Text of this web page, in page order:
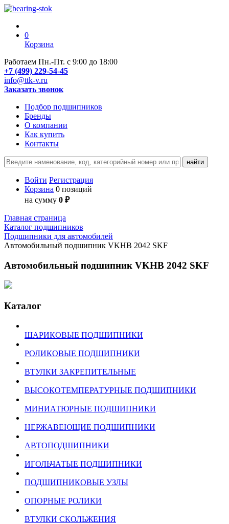
0
Корзина
Работаем Пн.-Пт. с 9:00 до 18:00
+7 (499) 229-54-45
info@ttk-v.ru
Заказать звонок
Подбор подшипников
Бренды
О компании
Как купить
Контакты
Войти Регистрация
Корзина 0 позиций
на сумму 0 ₽
Главная страница
Каталог подшипников
Подшипники для автомобилей
Автомобильный подшипник VKHB 2042 SKF
Автомобильный подшипник VKHB 2042 SKF
Каталог
ШАРИКОВЫЕ ПОДШИПНИКИ
РОЛИКОВЫЕ ПОДШИПНИКИ
ВТУЛКИ ЗАКРЕПИТЕЛЬНЫЕ
ВЫСОКОТЕМПЕРАТУРНЫЕ ПОДШИПНИКИ
МИНИАТЮРНЫЕ ПОДШИПНИКИ
НЕРЖАВЕЮЩИЕ ПОДШИПНИКИ
АВТОПОДШИПНИКИ
ИГОЛЬЧАТЫЕ ПОДШИПНИКИ
ПОДШИПНИКОВЫЕ УЗЛЫ
ОПОРНЫЕ РОЛИКИ
ВТУЛКИ СКОЛЬЖЕНИЯ